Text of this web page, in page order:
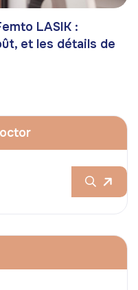
LASIK :
et les détails de